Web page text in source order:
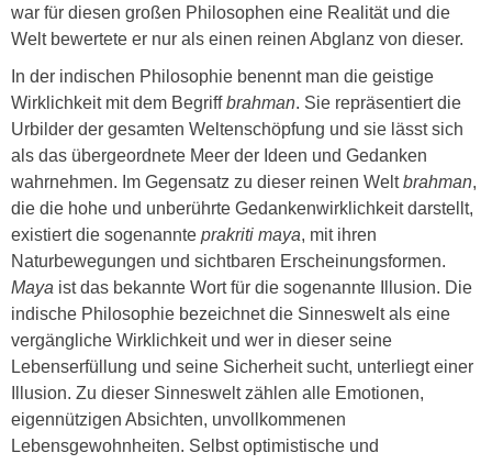
war für diesen großen Philosophen eine Realität und die
Welt bewertete er nur als einen reinen Abglanz von dieser.
In der indischen Philosophie benennt man die geistige
Wirklichkeit mit dem Begriffbrahman. Sie repräsentiert die
Urbilder der gesamten Weltenschöpfung und sie lässt sich
als das übergeordnete Meer der Ideen und Gedanken
wahrnehmen. Im Gegensatz zu dieser reinen Weltbrahman,
die die hohe und unberührte Gedankenwirklichkeit darstellt,
existiert die sogenannte prakriti maya, mit ihren
Naturbewegungen und sichtbaren Erscheinungsformen.
Maya ist das bekannte Wort für die sogenannte Illusion. Die
indische Philosophie bezeichnet die Sinneswelt als eine
vergängliche Wirklichkeit und wer in dieser seine
Lebenserfüllung und seine Sicherheit sucht, unterliegt einer
Illusion. Zu dieser Sinneswelt zählen alle Emotionen,
eigennützigen Absichten, unvollkommenen
Lebensgewohnheiten. Selbst optimistische und